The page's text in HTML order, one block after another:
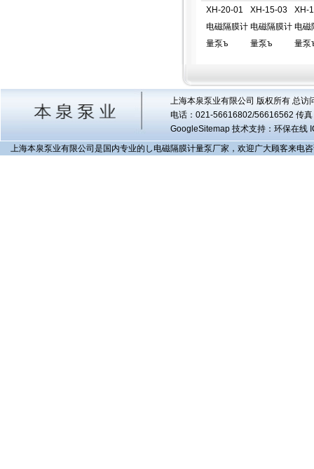
XH-20-01
电磁隔膜计
量泵ъ
XH-15-03
电磁隔膜计
量泵ъ
XH-
电磁
量泵
上海本泉泵业有限公司 版权所有 总访
电话：021-56616802/56616562 传
GoogleSitemap技术支持：环保在线
上海本泉泵业有限公司是国内专业的し电磁隔膜计量泵厂家，欢迎广大顾客来电